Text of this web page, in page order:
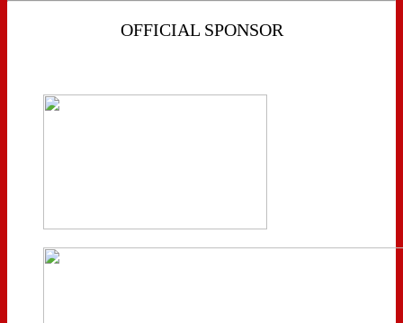
OFFICIAL SPONSOR